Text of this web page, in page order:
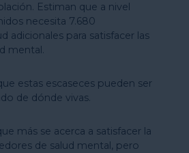
Estiman que a nivel
necesita 7.680
adicionales para satisfacer las
mental.
estas escaseces pueden ser
de dónde vivas.
más se acerca a satisfacer la
de salud mental, pero